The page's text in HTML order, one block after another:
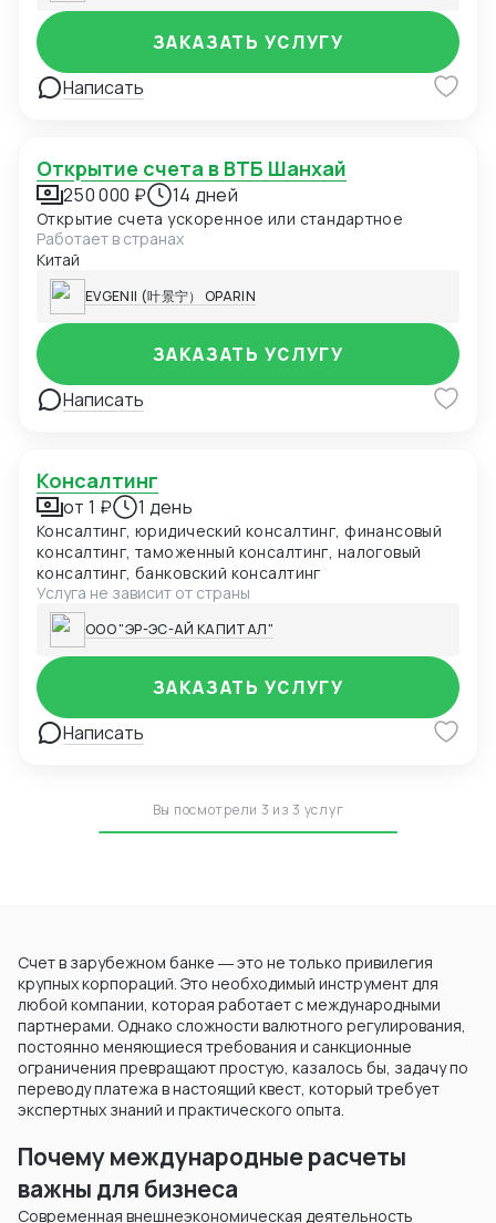
Написать
ЗАКАЗАТЬ УСЛУГУ
Открытие счета в ВТБ Шанхай
250 000 ₽ 14 дней
Открытие счета ускоренное или стандартное
Работает в странах
Китай
EVGENII (叶景宁） OPARIN
Написать
ЗАКАЗАТЬ УСЛУГУ
Консалтинг
от 1 ₽ 1 день
Консалтинг, юридический консалтинг, финансовый
консалтинг, таможенный консалтинг, налоговый
консалтинг, банковский консалтинг
Услуга не зависит от страны
ООО "ЭР-ЭС-АЙ КАПИТАЛ"
Написать
ЗАКАЗАТЬ УСЛУГУ
Вы посмотрели 3 из 3 услуг
Счет в зарубежном банке ― это не только привилегия
крупных корпораций. Это необходимый инструмент для
любой компании, которая работает с международными
партнерами. Однако сложности валютного регулирования,
постоянно меняющиеся требования и санкционные
ограничения превращают простую, казалось бы, задачу по
переводу платежа в настоящий квест, который требует
экспертных знаний и практического опыта.
Почему международные расчеты
важны для бизнеса
Современная внешнеэкономическая деятельность